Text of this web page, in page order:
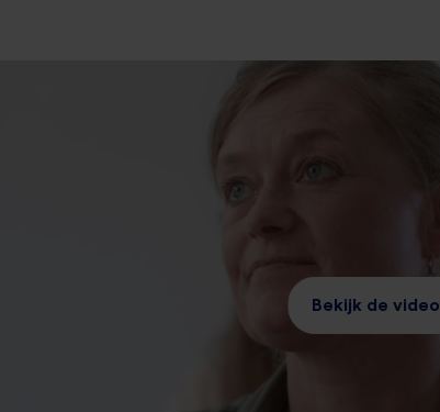
Bekijk de video